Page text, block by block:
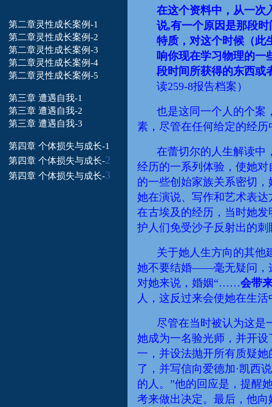
第二章灵性成长案例-1
第二章灵性成长案例-2
第二章灵性成长案例-3
第二章灵性成长案例-4
第二章灵性成长案例-5
第三章 遭遇自我-1
第三章 遭遇自我-2
第三章 遭遇自我-3
第四章 个体损失与成长-1
第四章 个体损失与成长-2
第四章 个体损失与成长-3
在这个资料中，从一次
说,有一个原因是那段
特质，对这个时候（此
响你现在学习物理的一
段时间所获得的东西
读259-8报告档案 ）
也是这 同一个人的个案
素，尽管在任何给定的经
在蕾切尔的人生解读中
经历的一系列体验，使她对
的一些创始家族关系密切，
她在演说、写作和艺术表
在古埃及的经历，当时她
护人们免受沙子反射出的
关于她人生方向的其他
她不要结婚——毫无疑问，
对她来说，婚姻“……会带
人，这反过来会使她在生
尽管在当时被认为这是
她成为一名验光师，并开
一，并设法抛开所有质疑
了， 并写信向爱德加 ·凯西
的 人 。”他的回应是，提醒
考来做出决定。最后，他向